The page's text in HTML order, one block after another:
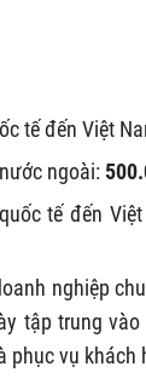
tế đến Việt
ngoài:
tế đến
nghiệp
tập trung
phục vụ khách